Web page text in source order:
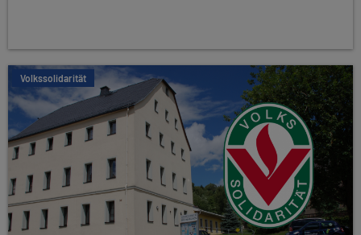
Volkssolidarität